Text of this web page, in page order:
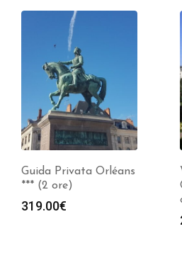
Guida Privata Orléans
*** (2 ore)
319.00€